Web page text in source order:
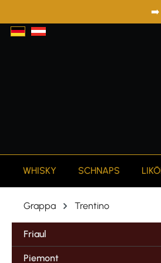
Zur Hauptnavigation ➡️
WHISKY SCHNAPS
Grappa Trentino
Friaul
Piemont